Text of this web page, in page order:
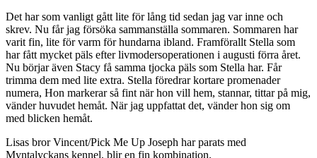
Det har som vanligt gått lite för lång tid sedan jag var inne och
skrev. Nu får jag försöka sammanställa sommaren. Sommaren har
varit fin, lite för varm för hundarna ibland. Framförallt Stella som
har fått mycket päls efter livmodersoperationen i augusti förra året.
Nu börjar även Stacy få samma tjocka päls som Stella har. Får
trimma dem med lite extra. Stella föredrar kortare promenader
numera, Hon markerar så fint när hon vill hem, stannar, tittar på mig,
vänder huvudet hemåt. När jag uppfattat det, vänder hon sig om
med blicken hemåt.
Lisas bror Vincent/Pick Me Up Joseph har parats med
Myntalyckans kennel, blir en fin kombination.